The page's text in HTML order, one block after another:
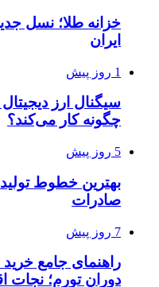
خزانه طلا؛ نسل
ایران
1 روز پیش
سیگنال ارز
چگونه کار می‌کند؟
5 روز پیش
بهترین خطوط
صادرات
7 روز پیش
راهنمای جامع
دوران تورم؛ نجات